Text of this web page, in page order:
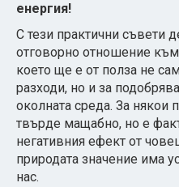
енергия!
С тези практични съвети
отговорно отношение към
което ще е от полза не
разходи, но и за
околната среда. За
твърде мащабно, но е
негативния ефект от
природата значение има
нас.